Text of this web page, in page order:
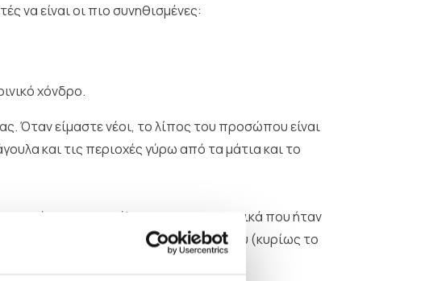
να είναι οι πιο συνηθισμένες:
χόνδρο.
Όταν είμαστε νέοι, το λίπος του προσώπου είναι
και τις περιοχές γύρω από τα μάτια και το
τα κάτω, με αποτέλεσμα χαρακτηριστικά που ήταν
Ταυτόχρονα, άλλα μέρη του προσώπου (κυρίως το
λαιμό.